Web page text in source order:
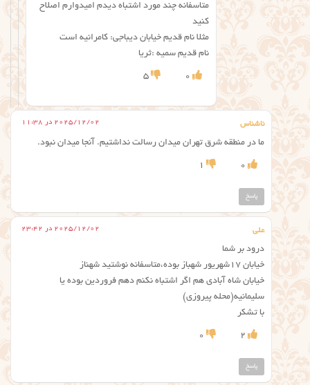
متاسفانه چند مورد اشتباه دیدم امیدوارم اصلاح
کنید
مثلا نام قدیم خیابان دیباجی: کامرانیه است
نام قدیم سمیه :ثریا
0
5
ناشناس 2025/12/02 در 11:38
ما در منطقه شرق تهران میدان رسالت نداشتیم. آنجا میدان نبود.
0
1
پاسخ
علی 2025/12/02 در 23:42
درود بر شما
خیابان ۱۷شهریور شهباز بوده،متاسفانه نوشتید شهناز
خیابان شاه آبادی هم اگر اشتباه نکنم دهم فروردین بوده یا
سلیمانیه(محله پیروزی)
با تشکر
2
0
پاسخ